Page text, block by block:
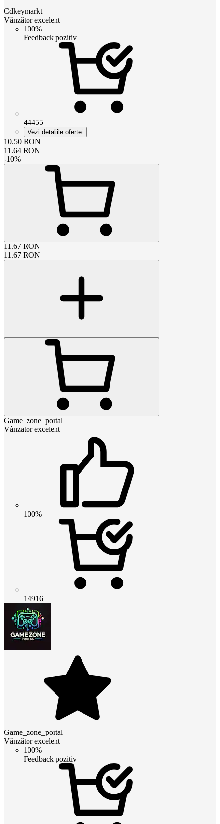
Cdkeymarkt
Vânzător excelent
100%
Feedback pozitiv
44455
Vezi detaliile ofertei
10.50 RON
11.64 RON
-10%
11.67 RON
11.67 RON
Game_zone_portal
Vânzător excelent
100%
14916
Game_zone_portal
Vânzător excelent
100%
Feedback pozitiv